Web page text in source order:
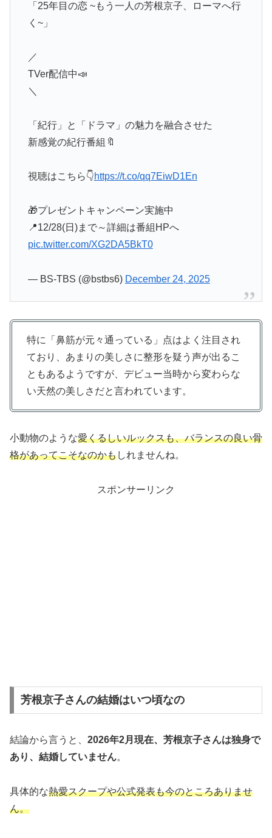
「25年目の恋 ~もう一人の芳根京子、ローマへ行
く~」
／
TVer配信中📣
＼
「紀行」と「ドラマ」の魅力を融合させた
新感覚の紀行番組🔖
視聴はこちら👇https://t.co/qq7EiwD1En
🎁プレゼントキャンペーン実施中
📍12/28(日)まで～詳細は番組HPへ
pic.twitter.com/XG2DA5BkT0
— BS-TBS (@bstbs6) December 24, 2025
特に「鼻筋が元々通っている」点はよく注目され
ており、あまりの美しさに整形を疑う声が出るこ
ともあるようですが、デビュー当時から変わらな
い天然の美しさだと言われています。
小動物のような愛くるしいルックスも、バランスの良い骨
格があってこそなのかもしれませんね。
スポンサーリンク
芳根京子さんの結婚はいつ頃なの
結論から言うと、 2026年2月現在、芳根京子さんは独身で
あり、結婚していません。
具体的な熱愛スクープや公式発表も今のところありませ
ん。